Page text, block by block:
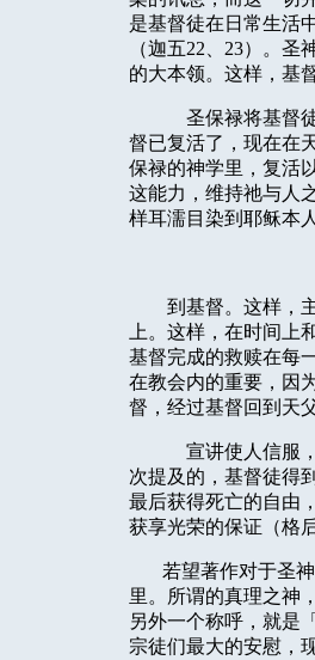
是基督徒在日常生活
（迦五22 23）。圣
的大本领。这样，基
圣保禄将基督
督已复活了，现在在
保禄的神学里，复活
这能力，维持祂与人
样耳濡目染到耶稣本
到基督。这样，
上。这样，在时间
基督完成的救赎在每
在教会内的重要，因
督，经过基督回到天
宣讲使人信服
次提及的，基督徒得
最后获得死亡的自由
获享光荣的保证（格
若望著作对于圣
里。所谓的真理之神
另外一个称呼，就是
宗徒们最大的安慰，